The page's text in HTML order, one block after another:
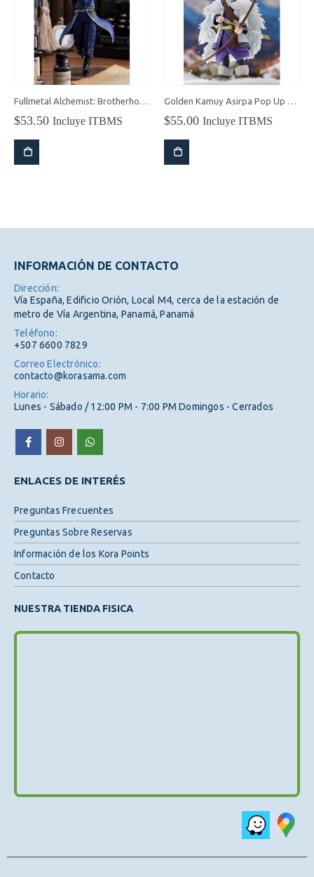
Fullmetal Alchemist: Brotherhood Pop Up Parade Riza Hawkeye
$53.50 Incluye ITBMS
Golden Kamuy Asirpa Pop Up Parade
$55.00 Incluye ITBMS
INFORMACIÓN DE CONTACTO
Dirección:
Vía España, Edificio Orión, Local M4, cerca de la estación de
metro de Vía Argentina, Panamá, Panamá
Teléfono:
+507 6600 7829
Correo Electrónico:
contacto@korasama.com
Horario:
Lunes - Sábado / 12:00 PM - 7:00 PM Domingos - Cerrados
ENLACES DE INTERÉS
Preguntas Frecuentes
Preguntas Sobre Reservas
Información de los Kora Points
Contacto
NUESTRA TIENDA FISICA